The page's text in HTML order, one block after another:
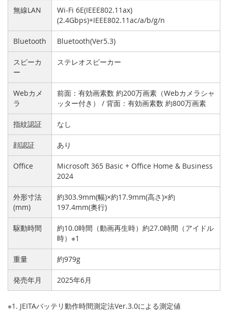
無線LAN
Wi-Fi 6E(IEEE802.11ax)
(2.4Gbps)+IEEE802.11ac/a/b/g/n
Bluetooth Bluetooth(Ver5.3)
スピーカ
ー
ステレオスピーカー
Webカメ
ラ
前面：有効画素数 約200万画素（Webカメラシャ
ッター付き） / 背面：有効画素数 約800万画素
指紋認証 なし
顔認証 あり
Office
Microsoft 365 Basic + Office Home & Business
2024
外形寸法
(mm)
約303.9mm(幅)×約17.9mm(高さ)×約
197.4mm(奥行)
駆動時間
約10.0時間（動画再生時）約27.0時間（アイドル
時）※1
重量 約979g
発売年月 2025年6月
※1. JEITAバッテリ動作時間測定法Ver.3.0による測定値